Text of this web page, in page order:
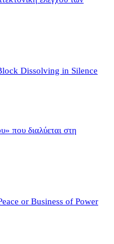
Dissolving in Silence
που διαλύεται στη
or Business of Power